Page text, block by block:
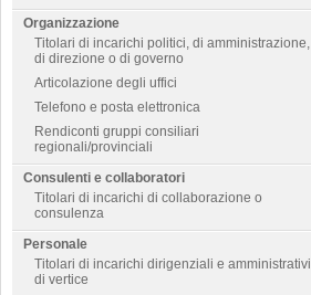
Organizzazione
Titolari di incarichi politici, di amministrazione,
di direzione o di governo
Articolazione degli uffici
Telefono e posta elettronica
Rendiconti gruppi consiliari
regionali/provinciali
Consulenti e collaboratori
Titolari di incarichi di collaborazione o
consulenza
Personale
Titolari di incarichi dirigenziali e amministrativi
di vertice